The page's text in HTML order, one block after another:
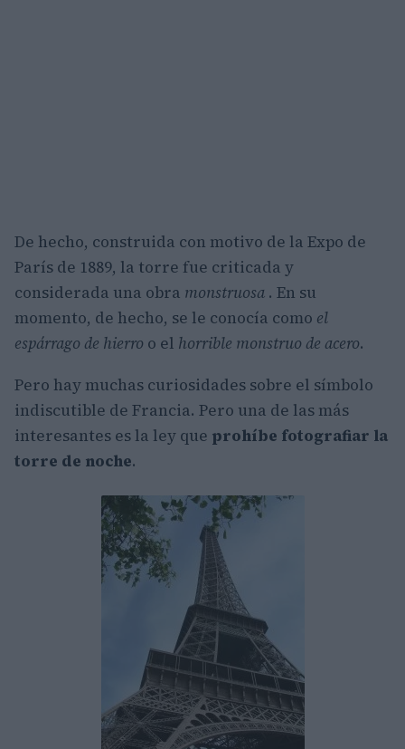
De hecho, construida con motivo de la Expo de
París de 1889, la torre fue criticada y
considerada una obra monstruosa . En su
momento, de hecho, se le conocía como el
espárrago de hierro o el horrible monstruo de acero.
Pero hay muchas curiosidades sobre el símbolo
indiscutible de Francia. Pero una de las más
interesantes es la ley que prohíbe fotografiar la
torre de noche.